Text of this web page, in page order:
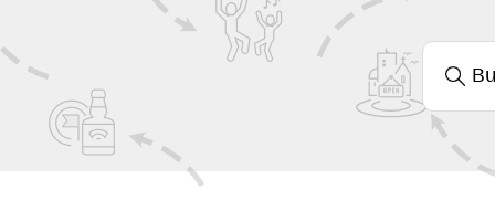
ofrecer. Perfecta para
Atlántico y para
selección incluye los